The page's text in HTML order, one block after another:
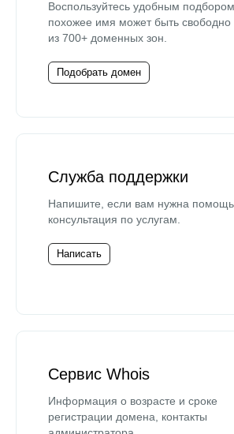
Воспользуйтесь удобным
похожее имя может быть свободно
из 700+ доменных зон.
Подобрать домен
Служба поддержки
Напишите, если вам нужна
консультация по услугам.
Написать
Сервис Whois
Информация о возрасте и сроке
регистрации домена, контакты